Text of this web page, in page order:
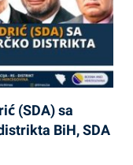
(SDA) sa
BiH, SDA